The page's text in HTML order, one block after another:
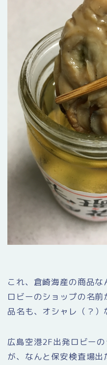
これ、倉崎海産の商品
ロビーのショップの名
品名も、オシャレ（？）
広島空港2F出発ロビー
が、なんと保安検査場出